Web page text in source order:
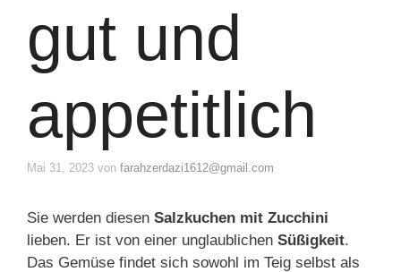
gut und
appetitlich
Mai 31, 2023 von farahzerdazi1612@gmail.com
Sie werden diesen Salzkuchen mit Zucchini
lieben. Er ist von einer unglaublichen Süßigkeit.
Das Gemüse findet sich sowohl im Teig selbst als